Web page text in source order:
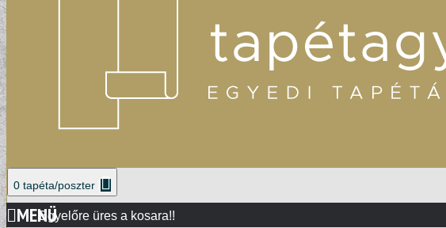
0 tapéta/poszter
Egyelőre üres a kosara!!
MENÜ